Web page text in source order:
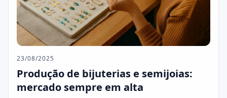
23/08/2025
Produção de bijuterias e semijoias:
mercado sempre em alta